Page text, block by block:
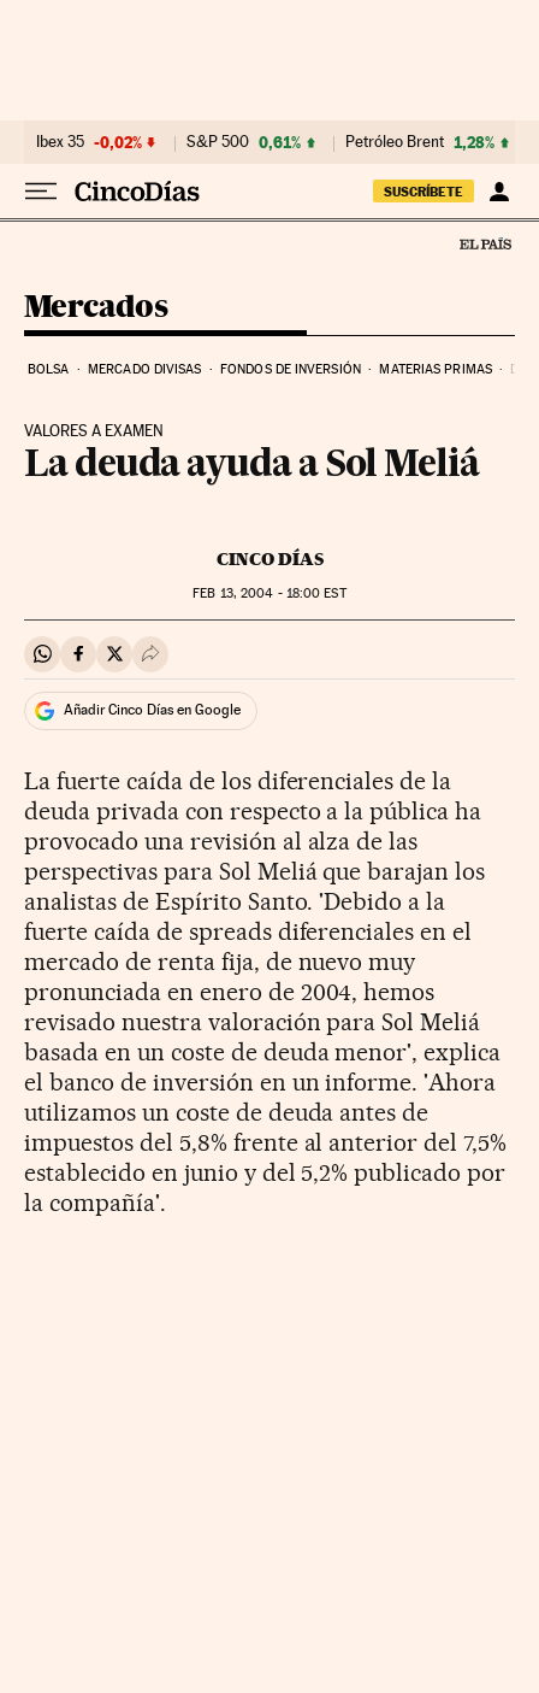
Ibex 35 -0,02% S&P 500 0,61% Petróleo Brent 1,28%
SUSCRÍBETE
Mercados
BOLSA MERCADO DIVISAS FONDOS DE INVERSIÓN MATERIAS PRIMAS
VALORES A EXAMEN
La deuda ayuda a Sol Meliá
CINCO DÍAS
FEB 13, 2004 - 18:00 EST
Compartir en Whatsapp
Compartir en Facebook
Compartir en Twitter
Desplegar Redes Sociales
Añadir Cinco Días en Google
La fuerte caída de los diferenciales de la
deuda privada con respecto a la pública ha
provocado una revisión al alza de las
perspectivas para Sol Meliá que barajan los
analistas de Espírito Santo. 'Debido a la
fuerte caída de spreads diferenciales en el
mercado de renta fija, de nuevo muy
pronunciada en enero de 2004, hemos
revisado nuestra valoración para Sol Meliá
basada en un coste de deuda menor', explica
el banco de inversión en un informe. 'Ahora
utilizamos un coste de deuda antes de
impuestos del 5,8% frente al anterior del 7,5%
establecido en junio y del 5,2% publicado por
la compañía'.